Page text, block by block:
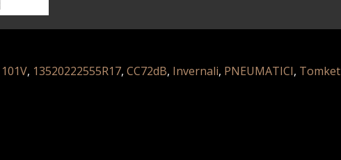
101V, 13520222555R17,CC72dB, Invernali, PNEUMATICI, Tomket